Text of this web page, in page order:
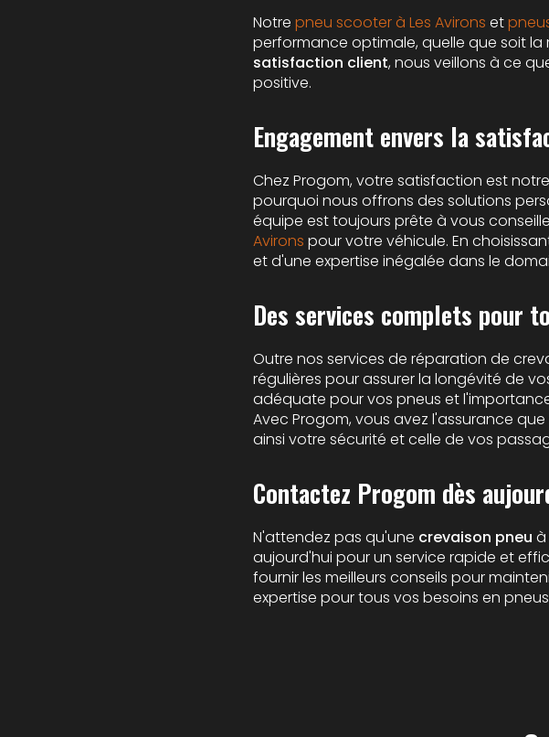
Notre pneu scooter à Les Avirons et
performance optimale, quelle que soit
satisfaction client, nous veillons à ce
positive.
Engagement envers la
Chez Progom, votre satisfaction est
pourquoi nous offrons des solutions
équipe est toujours prête à vous
Avirons pour votre véhicule. En
et d'une expertise inégalée dans le
Des services complets pour
Outre nos services de réparation de
régulières pour assurer la longévité de
adéquate pour vos pneus et
Avec Progom, vous avez l'assurance
ainsi votre sécurité et celle de vos
Contactez Progom dès
N'attendez pas qu'une crevaison pneu à
aujourd'hui pour un service rapide et
fournir les meilleurs conseils pour
expertise pour tous vos besoins en